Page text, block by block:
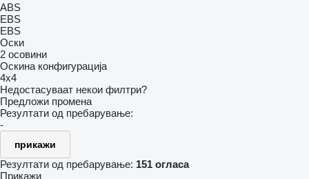
ABS
EBS
EBS
Оски
2 осовини
Оскина конфигурација
4x4
Недостасуваат некои филтри?
Предложи промена
Резултати од пребарување:
-
прикажи
Резултати од пребарување: 151 огласа
Прикажи